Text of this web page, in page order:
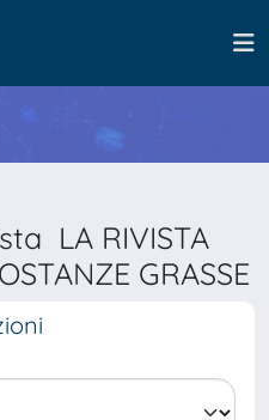
LA RIVISTA
GRASSE